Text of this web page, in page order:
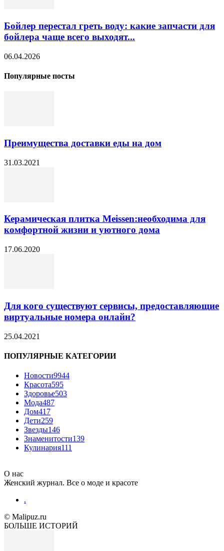
Бойлер перестал греть воду: какие запчасти для
бойлера чаще всего выходят...
06.04.2026
Популярные посты
Преимущества доставки еды на дом
31.03.2021
Керамическая плитка Meissen:необходима для
комфортной жизни и уютного дома
17.06.2020
Для кого существуют сервисы, предоставляющие
виртуальные номера онлайн?
25.04.2021
ПОПУЛЯРНЫЕ КАТЕГОРИИ
Новости9944
Красота595
Здоровье503
Мода487
Дом417
Дети259
Звезды146
Знаменитости139
Кулинария111
О нас
Женский журнал. Все о моде и красоте
.
© Malipuz.ru
БОЛЬШЕ ИСТОРИЙ